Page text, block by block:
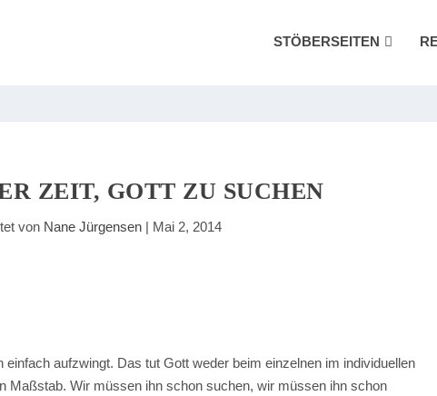
STÖBERSEITEN
ZEIT, GOTT ZU SUCHEN
von Nane Jürgensen| Mai 2, 2014
aufzwingt. Das tut Gott weder beim einzelnen im individuellen
Maßstab. Wir müssen ihn schon suchen, wir müssen ihn schon